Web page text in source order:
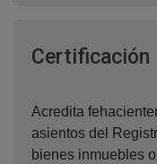
Certificación
Acredita
asientos del
bienes inmuebles